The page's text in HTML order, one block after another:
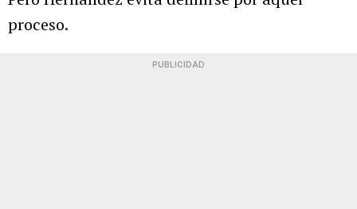
proceso.
PUBLICIDAD